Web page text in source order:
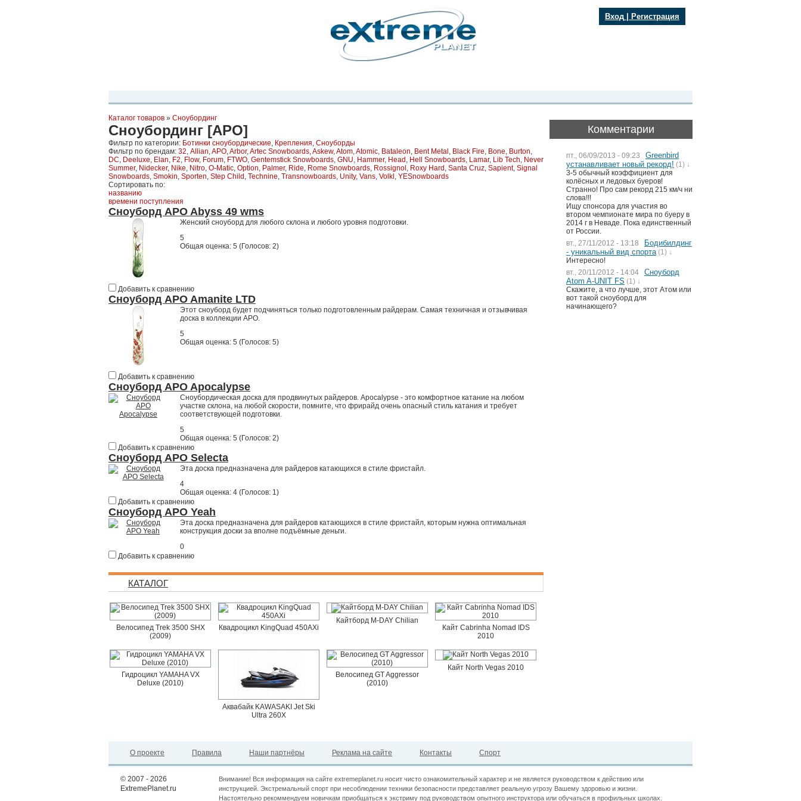
Вход Регистрация
Каталог товаров » Сноубординг
Сноубординг [APO]
Фильтр по категории: Ботинки сноубордические, Крепления, Сноуборды
Фильтр по брендам: 32, Allian,APO,Arbor,Artec Snowboards,Askew,Atom,Atomic, Bataleon, Bent Metal , Black Fire, Bone, Burton,
DC, Deeluxe, Elan, F2, Flow, Forum, FTWO, Gentemstick Snowboards, GNU, Hammer, Head , Hell Snowboards, Lamar, Lib Tech, Never
Summer, Nidecker, Nike, Nitro, O-Matic, Option, Palmer, Ride, Rome Snowboards, Rossignol , Roxy Hard , Santa Cruz, Sapient, Signal
Snowboards, Smokin, Sporten, Step Child , Technine, Transnowboards, Unity, Vans, Volkl , YESnowboards
Сортировать по:
названию
времени поступления
Сноуборд APO Abyss 49 wms
Женский сноуборд для любого склона и любого уровня подготовки.
5
Общая оценка: 5 (Голосов: 2)
Добавить к сравнению
Сноуборд APO Amanite LTD
Этот сноуборд будет подчиняться только подготовленным райдерам. Самая техничная и отзывчивая
доска в коллекции APO.
5
Общая оценка: 5 (Голосов: 5)
Добавить к сравнению
Сноуборд APO Apocalypse
Сноубордическая доска для продвинутых райдеров. Apocalypse - это комфортное катание на любом
участке склона, на любой скорости, помните, что фрирайд очень опасный стиль катания и требует
соответствующей подготовки.
5
Общая оценка: 5 (Голосов: 2)
Добавить к сравнению
Сноуборд APO Selecta
Эта доска предназначена для райдеров катающихся в стиле фристайл.
4
Общая оценка: 4 (Голосов: 1)
Добавить к сравнению
Сноуборд APO Yeah
Эта доска предназначена для райдеров катающихся в стиле фристайл, которым нужна оптимальная
конструкция доски за вполне подъёмные деньги.
0
Добавить к сравнению
КАТАЛОГ
Велосипед Trek 3500 SHX
(2009)
Квадроцикл KingQuad 450AXi
Кайтборд M-DAY Chilian
Кайт Cabrinha Nomad IDS
2010
Гидроцикл YAMAHA VX
Deluxe (2010)
Аквабайк KAWASAKI Jet Ski
Ultra 260X
Велосипед GT Aggressor
(2010)
Кайт North Vegas 2010
Комментарии
пт., 06/09/2013 - 09:23
Greenbird
устанавливает новый рекорд! (1) ↓
3-5 обычный коэффициент для
колёсных и ледовых буеров!
Странно! Про сам рекорд 215 км/ч ни
слова!!!
Ищу спонсора для участия во
втором чемпионате мира по буеру в
2014 г в Неваде. Пока единственный
от России.
вт., 27/11/2012 - 13:18
Бодибилдинг
- уникальный вид спорта (1) ↓
Интересно!
вт., 20/11/2012 - 14:04
Сноуборд
Atom A-UNIT FS (1) ↓
Скажите, а что лучше, этот Атом или
вот такой сноуборд для
начинающего?
О проекте Правила Наши партнёры Реклама на сайте Контакты Спорт
© 2007 - 2026
ExtremePlanet.ru
Внимание! Вся информация на сайте extremeplanet.ru носит чисто ознакомительный характер и не является руководством к действию или
инструкцией. Экстремальный спорт при несоблюдении техники безопасности представляет реальную угрозу Вашему здоровью и жизни.
Настоятельно рекоммендуем новичкам приобщаться к экстриму под руководством опытного инструктора или обучаться в профильных школах.